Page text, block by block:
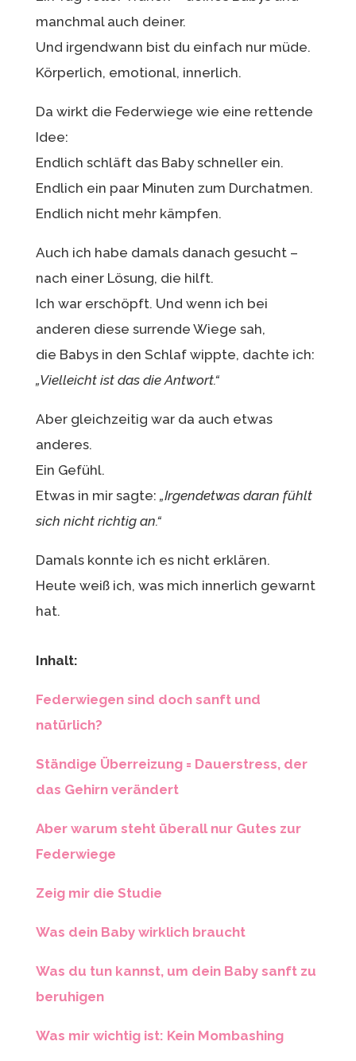
manchmal auch deiner.
Und irgendwann bist du einfach nur müde.
Körperlich, emotional, innerlich.
Da wirkt die Federwiege wie eine rettende
Idee:
Endlich schläft das Baby schneller ein.
Endlich ein paar Minuten zum Durchatmen.
Endlich nicht mehr kämpfen.
Auch ich habe damals danach gesucht –
nach einer Lösung, die hilft.
Ich war erschöpft. Und wenn ich bei
anderen diese surrende Wiege sah,
die Babys in den Schlaf wippte, dachte ich:
„Vielleicht ist das die Antwort.“
Aber gleichzeitig war da auch etwas
anderes.
Ein Gefühl.
Etwas in mir sagte: „Irgendetwas daran fühlt
sich nicht richtig an.“
Damals konnte ich es nicht erklären.
Heute weiß ich, was mich innerlich gewarnt
hat.
Inhalt:
Federwiegen sind doch sanft und
natürlich?
Ständige Überreizung = Dauerstress, der
das Gehirn verändert
Aber warum steht überall nur Gutes zur
Federwiege
Zeig mir die Studie
Was dein Baby wirklich braucht
Was du tun kannst, um dein Baby sanft zu
beruhigen
Was mir wichtig ist: Kein Mombashing